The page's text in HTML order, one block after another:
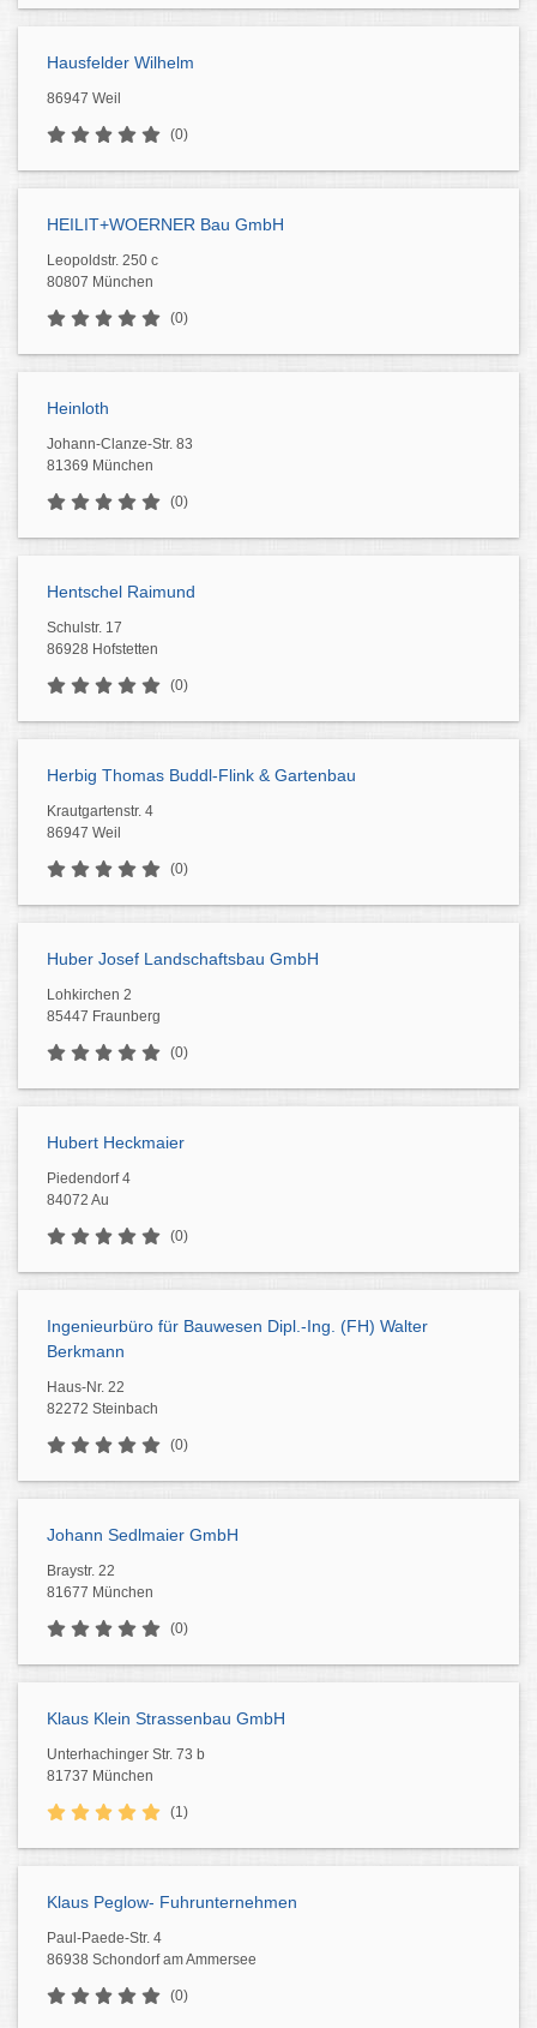
Hausfelder Wilhelm
86947 Weil
(0)
HEILIT+WOERNER Bau GmbH
Leopoldstr. 250 c
80807 München
(0)
Heinloth
Johann-Clanze-Str. 83
81369 München
(0)
Hentschel Raimund
Schulstr. 17
86928 Hofstetten
(0)
Herbig Thomas Buddl-Flink & Gartenbau
Krautgartenstr. 4
86947 Weil
(0)
Huber Josef Landschaftsbau GmbH
Lohkirchen 2
85447 Fraunberg
(0)
Hubert Heckmaier
Piedendorf 4
84072 Au
(0)
Ingenieurbüro für Bauwesen Dipl.-Ing. (FH) Walter
Berkmann
Haus-Nr. 22
82272 Steinbach
(0)
Johann Sedlmaier GmbH
Braystr. 22
81677 München
(0)
Klaus Klein Strassenbau GmbH
Unterhachinger Str. 73 b
81737 München
(1)
Klaus Peglow- Fuhrunternehmen
Paul-Paede-Str. 4
86938 Schondorf am Ammersee
(0)